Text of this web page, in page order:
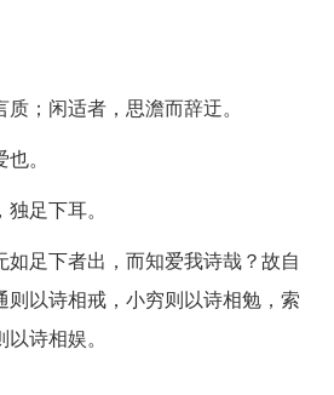
；闲适者，思澹而辞迂。
。
足下耳。
足下者出，而知爱我诗哉？故自
则以诗相戒，小穷则以诗相勉，索
诗相娱。